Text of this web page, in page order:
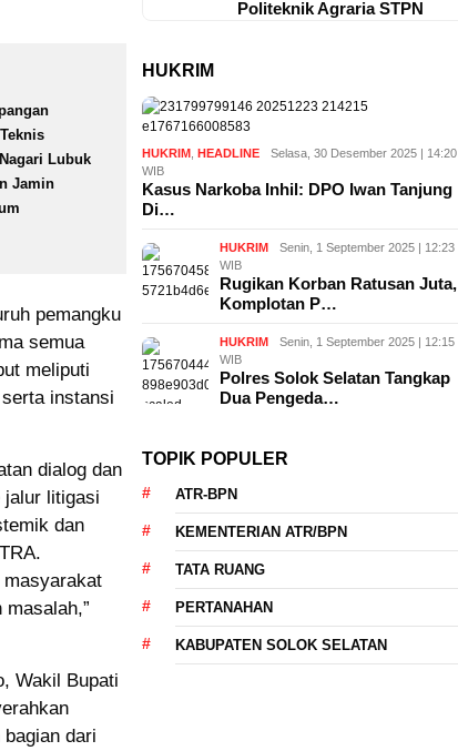
Lubuk
Jamin
pemangku
semua
meliputi
instansi
dialog dan
jalur litigasi
dan
Wakil Bupati
dari
Politeknik Agraria STPN
HUKRIM
HUKRIM HEADLINE
Selasa, 30 Desember 2025 | 14:20
WIB
Kasus Narkoba Inhil: DPO Iwan Tanjung
Di…
HUKRIM
Senin, 1 September 2025 | 12:23
WIB
Rugikan Korban Ratusan Juta,
Komplotan P…
HUKRIM
Senin, 1 September 2025 | 12:15
WIB
Polres Solok Selatan Tangkap
Dua Pengeda…
TOPIK POPULER
ATR-BPN
KEMENTERIAN ATR/BPN
TATA RUANG
PERTANAHAN
KABUPATEN SOLOK SELATAN